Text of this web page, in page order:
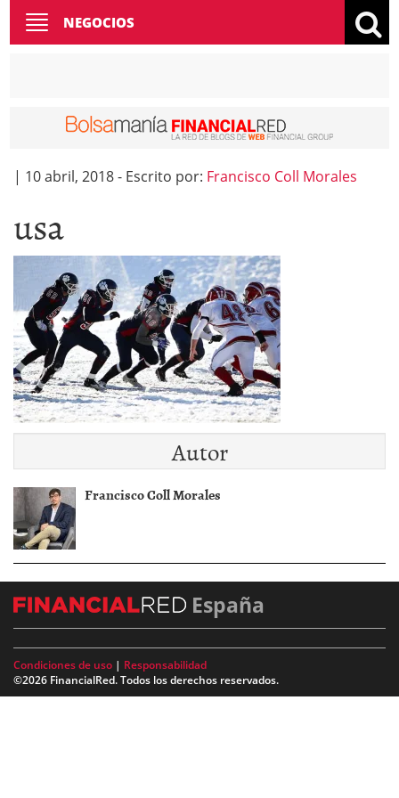
Toggle
navigation
NEGOCIOS
| 10 abril, 2018- Escrito por: Francisco Coll Morales
usa
Autor
Francisco Coll Morales
España
Condiciones de uso | Responsabilidad
©2026 FinancialRed. Todos los derechos reservados.